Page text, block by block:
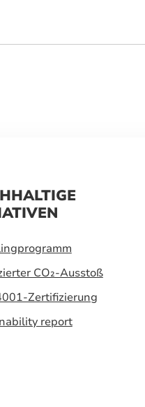
CO₂-Ausstoß
Zertifizierung
report